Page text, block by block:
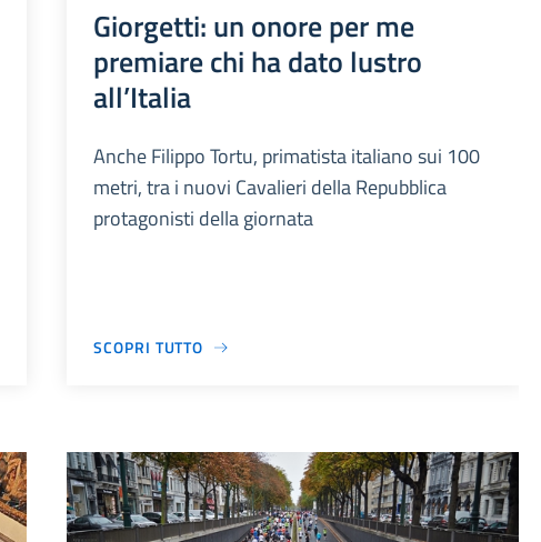
Giorgetti: un onore per me
premiare chi ha dato lustro
all’Italia
Anche Filippo Tortu, primatista italiano sui 100
metri, tra i nuovi Cavalieri della Repubblica
protagonisti della giornata
SCOPRI TUTTO